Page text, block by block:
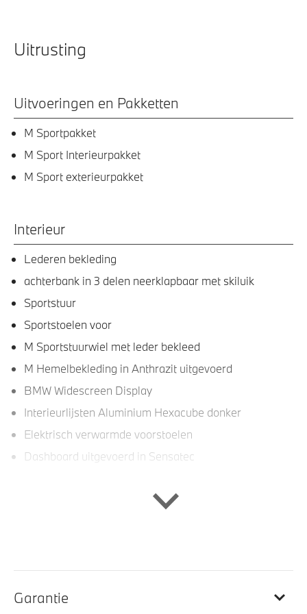
Uitrusting
Uitvoeringen en Pakketten
M Sportpakket
M Sport Interieurpakket
M Sport exterieurpakket
Interieur
Lederen bekleding
achterbank in 3 delen neerklapbaar met skiluik
Sportstuur
Sportstoelen voor
M Sportstuurwiel met leder bekleed
M Hemelbekleding in Anthrazit uitgevoerd
BMW Widescreen Display
Interieurlijsten Aluminium Hexacube donker
Elektrisch verwarmde voorstoelen
Dashboard uitgevoerd in Sensatec
Entertainment en communicatie
Garantie